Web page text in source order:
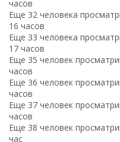
часов
Еще 32 человека
16 часов
Еще 33 человека
17 часов
Еще 35 человек
часов
Еще 36 человек
часов
Еще 37 человек
часов
Еще 38 человек
час